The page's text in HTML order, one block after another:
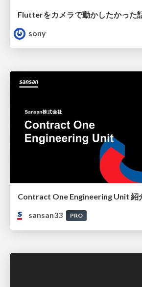
Flutterをカメラで動かしたかった
sony
Contract One Engineering Unit 紹
sansan33
PRO